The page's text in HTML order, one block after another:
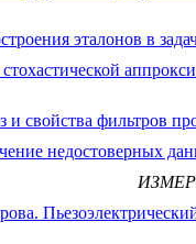
эталонов в
свойства фильтров
недостоверных